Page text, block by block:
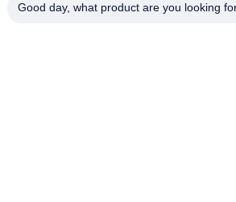
Good day, what product are you looking